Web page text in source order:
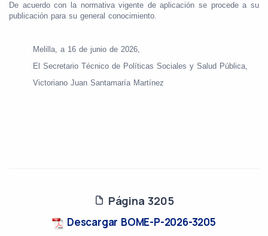
De acuerdo con la normativa vigente de aplicación se procede a su
publicación para su general conocimiento.
Melilla, a 16 de junio de 2026,
El Secretario Técnico de Políticas Sociales y Salud Pública,
Victoriano Juan Santamaría Martínez
Página 3205
Descargar BOME-P-2026-3205